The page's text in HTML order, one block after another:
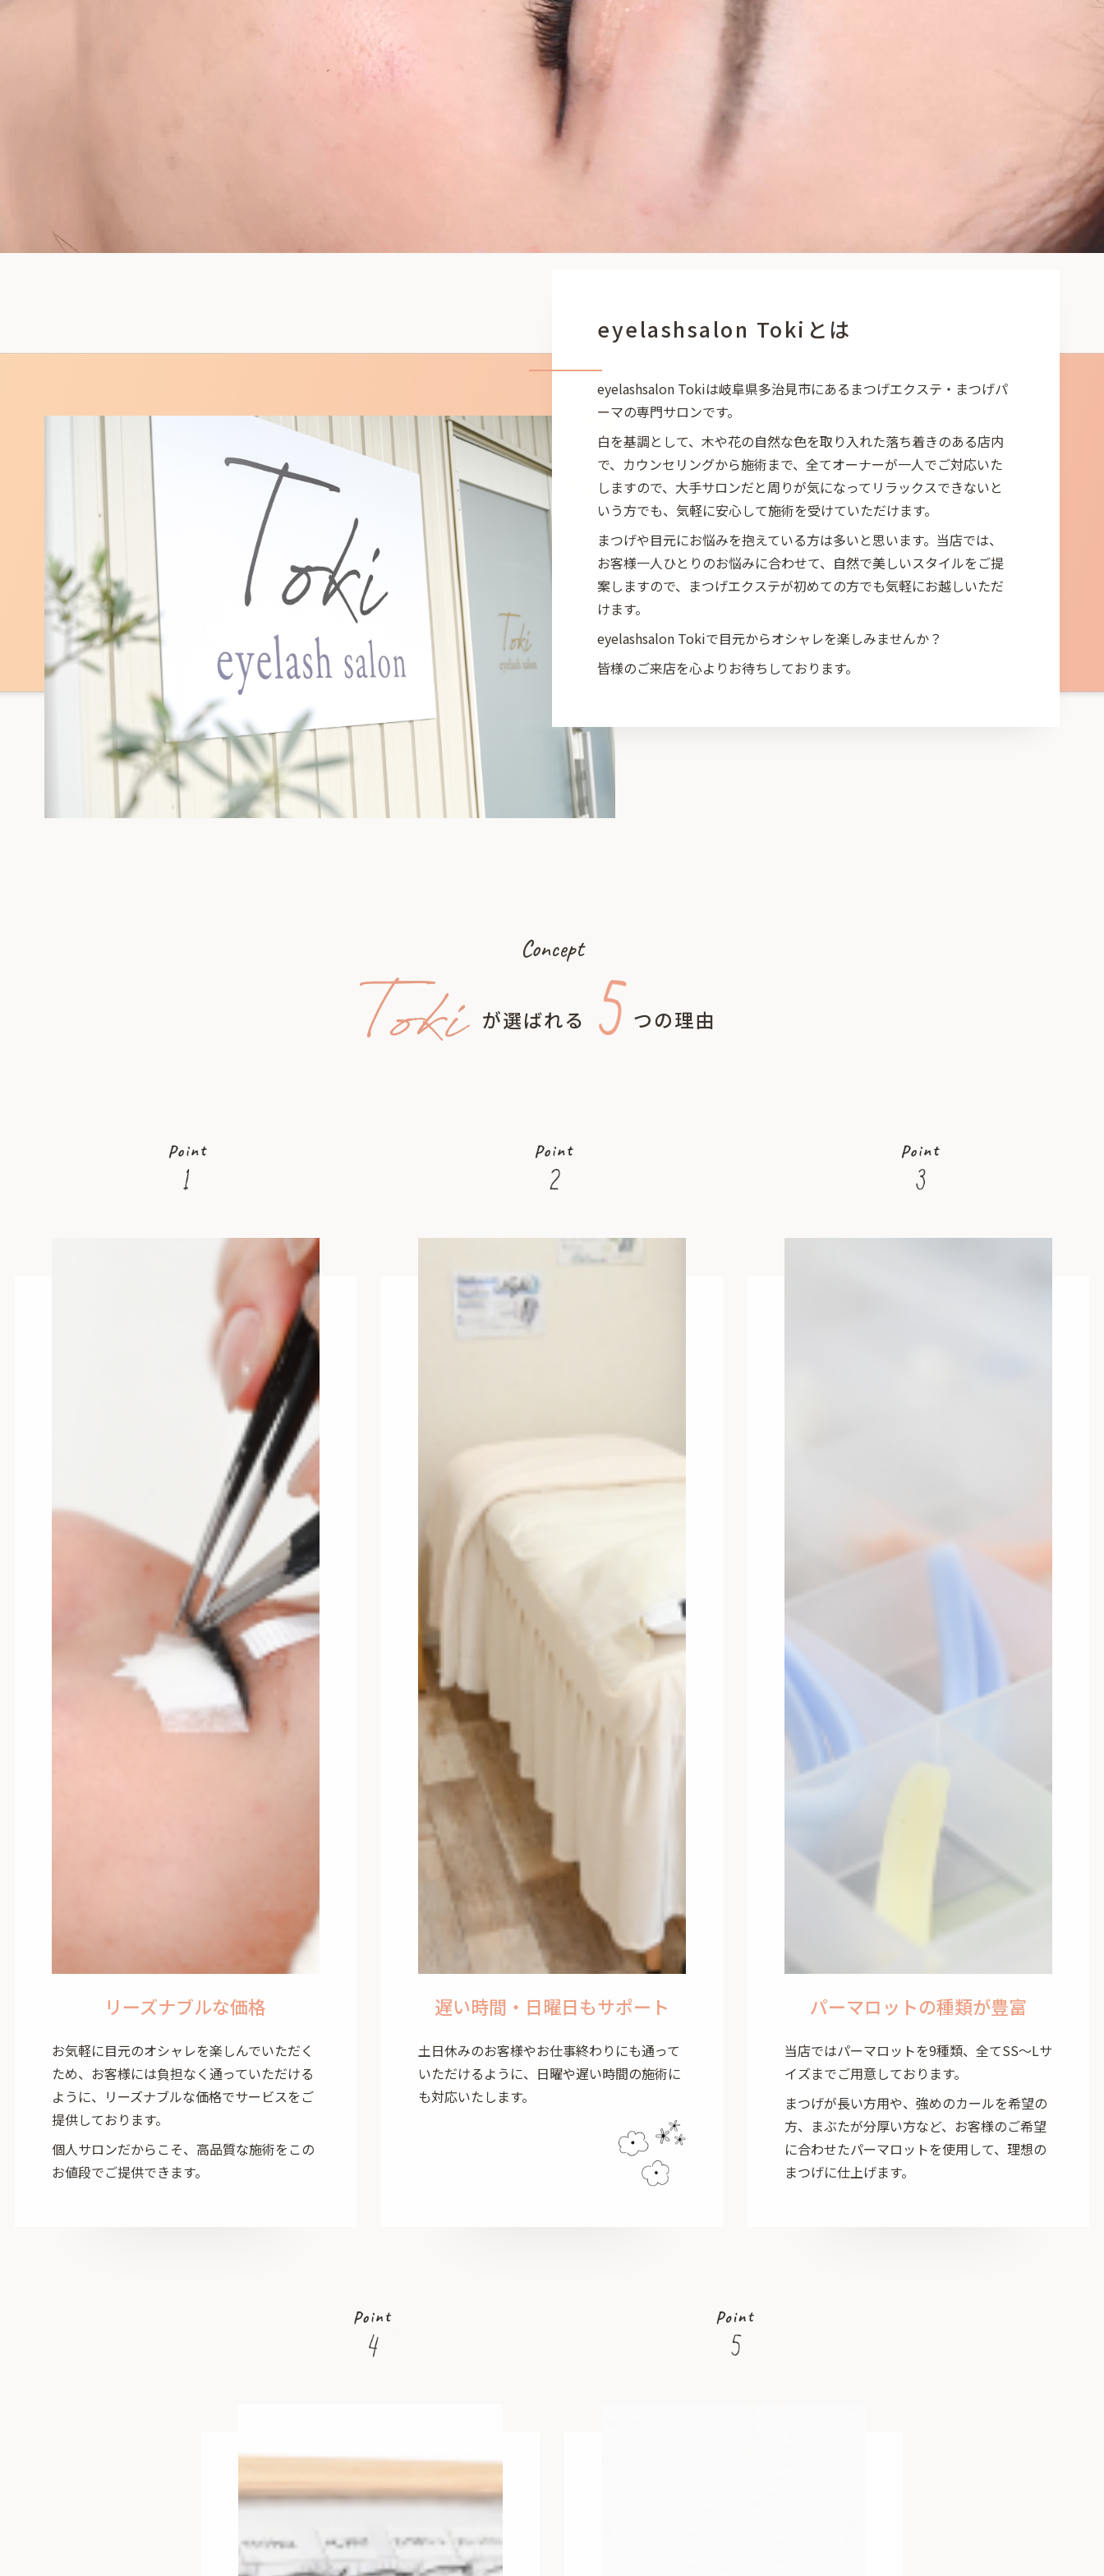
eyelashsalon Tokiとは
eyelashsalon Tokiは岐阜県多治見市にあるまつげエクステ・まつげパ
ーマの専門サロンです。
白を基調として、木や花の自然な色を取り入れた落ち着きのある店内
で、カウンセリングから施術まで、全てオーナーが一人でご対応いた
しますので、大手サロンだと周りが気になってリラックスできないと
いう方でも、気軽に安心して施術を受けていただけます。
まつげや目元にお悩みを抱えている方は多いと思います。当店では、
お客様一人ひとりのお悩みに合わせて、自然で美しいスタイルをご提
案しますので、まつげエクステが初めての方でも気軽にお越しいただ
けます。
eyelashsalon Tokiで目元からオシャレを楽しみませんか？
皆様のご来店を心よりお待ちしております。
Concept
が選ばれる つの理由
リーズナブルな価格
お気軽に目元のオシャレを楽しんでいただく
ため、お客様には負担なく通っていただける
ように、リーズナブルな価格でサービスをご
提供しております。
個人サロンだからこそ、高品質な施術をこの
お値段でご提供できます。
遅い時間・日曜日もサポート
土日休みのお客様やお仕事終わりにも通って
いただけるように、日曜や遅い時間の施術に
も対応いたします。
パーマロットの種類が豊富
当店ではパーマロットを9種類、全てSS～Lサ
イズまでご用意しております。
まつげが長い方用や、強めのカールを希望の
方、まぶたが分厚い方など、お客様のご希望
に合わせたパーマロットを使用して、理想の
まつげに仕上げます。